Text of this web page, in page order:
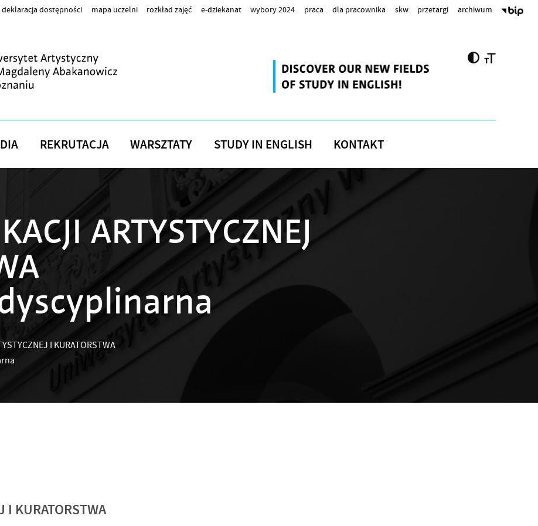
deklaracja dostępności mapa uczelni rozkład zajęć e-dziekanat wybory 2024 praca dla pracownika skw przetargi archiwum
REKRUTACJA WARSZTATY STUDY IN ENGLISH KONTAKT
ARTYSTYCZNEJ
I KURATORSTWA
I KURATORSTWA